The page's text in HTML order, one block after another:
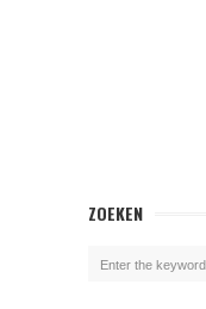
ZOEKEN